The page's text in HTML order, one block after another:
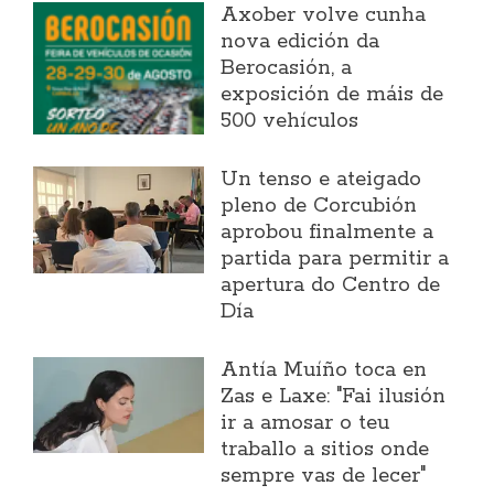
Axober volve cunha
nova edición da
Berocasión, a
exposición de máis de
500 vehículos
Un tenso e ateigado
pleno de Corcubión
aprobou finalmente a
partida para permitir a
apertura do Centro de
Día
Antía Muíño toca en
Zas e Laxe: "Fai ilusión
ir a amosar o teu
traballo a sitios onde
sempre vas de lecer"